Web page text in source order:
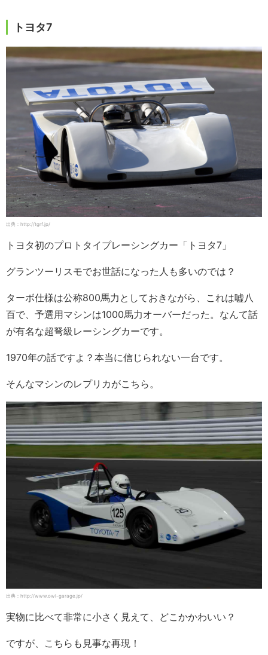
トヨタ7
出典：http://tgrf.jp/
トヨタ初のプロトタイプレーシングカー「トヨタ7」
グランツーリスモでお世話になった人も多いのでは？
ターボ仕様は公称800馬力としておきながら、これは嘘八
百で、予選用マシンは1000馬力オーバーだった。なんて話
が有名な超弩級レーシングカーです。
1970年の話ですよ？本当に信じられない一台です。
そんなマシンのレプリカがこちら。
出典：http://www.owl-garage.jp/
実物に比べて非常に小さく見えて、どこかかわいい？
ですが、こちらも見事な再現！